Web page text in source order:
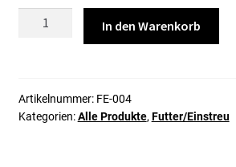
Küken
Menge
In den Warenkorb
Artikelnummer: FE-004
Kategorien:Alle Produkte, Futter/Einstreu